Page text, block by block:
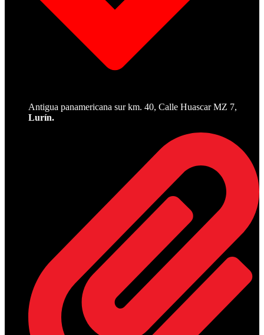
Antigua panamericana sur km. 40, Calle Huascar MZ 7,
Lurín.